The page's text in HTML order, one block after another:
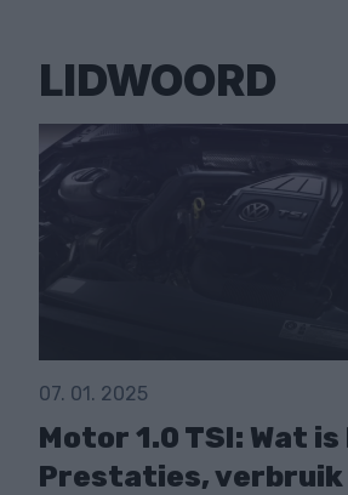
LIDWOORD
07. 01. 2025
Motor 1.0 TSI: Wat
Prestaties, verbruik